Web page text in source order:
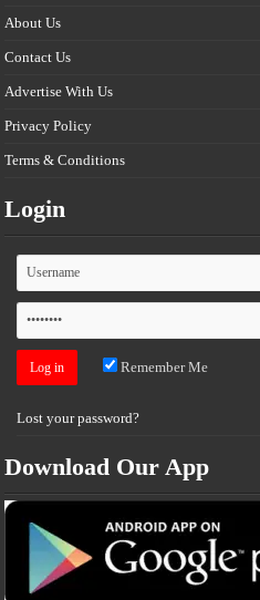
About Us
Contact Us
Advertise With Us
Privacy Policy
Terms & Conditions
Login
Remember Me
Lost your password?
Download Our App